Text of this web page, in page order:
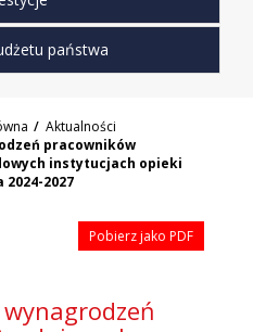
państwa
Aktualności
pracowników
instytucjach opieki
2027
Pobierz jako PDF